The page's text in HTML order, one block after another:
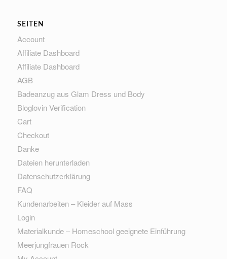
SEITEN
Account
Affiliate Dashboard
Affiliate Dashboard
AGB
Badeanzug aus Glam Dress und Body
Bloglovin Verification
Cart
Checkout
Danke
Dateien herunterladen
Datenschutzerklärung
FAQ
Kundenarbeiten – Kleider auf Mass
Login
Materialkunde – Homeschool geeignete Einführung
Meerjungfrauen Rock